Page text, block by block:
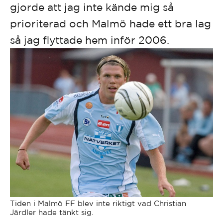
gjorde att jag inte kände mig så
prioriterad och Malmö hade ett bra lag
så jag flyttade hem inför 2006.
Tiden i Malmö FF blev inte riktigt vad Christian
Järdler hade tänkt sig.